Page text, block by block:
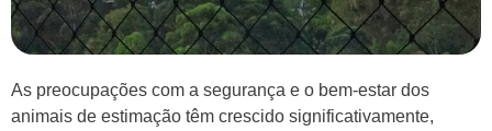
As preocupações com a segurança e o bem-estar dos
animais de estimação têm crescido significativamente,